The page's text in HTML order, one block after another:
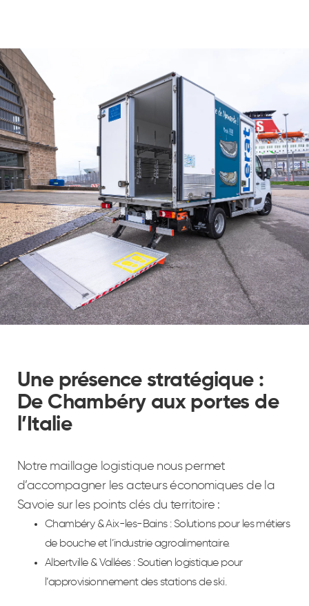
Une présence stratégique :
De Chambéry aux portes de
l’Italie
Notre maillage logistique nous permet
d’accompagner les acteurs économiques de la
Savoie sur les points clés du territoire :
Chambéry & Aix-les-Bains : Solutions pour les métiers
de bouche et l’industrie agroalimentaire.
Albertville & Vallées : Soutien logistique pour
l’approvisionnement des stations de ski.